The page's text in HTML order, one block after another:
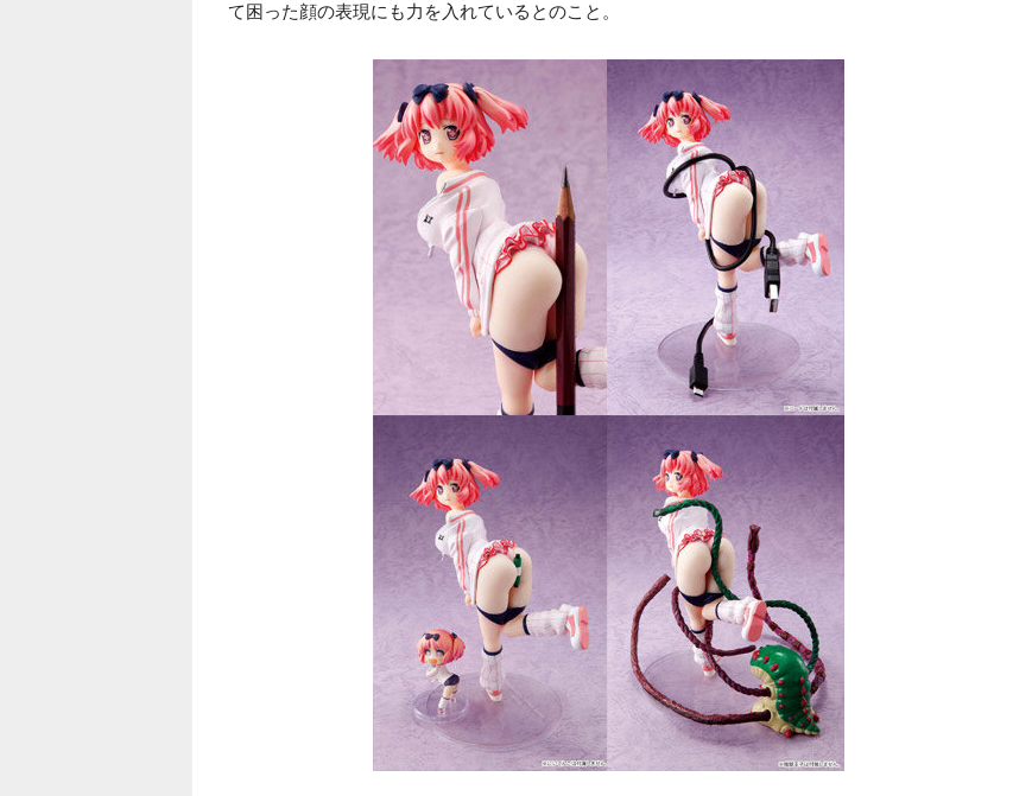
て困った顔の表現にも力を入れているとのこと。